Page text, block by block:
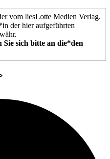
vom liesLotte Medien Verlag.
der hier aufgeführten
sich bitte an die*den